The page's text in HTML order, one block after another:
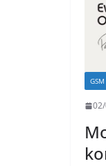
GSM